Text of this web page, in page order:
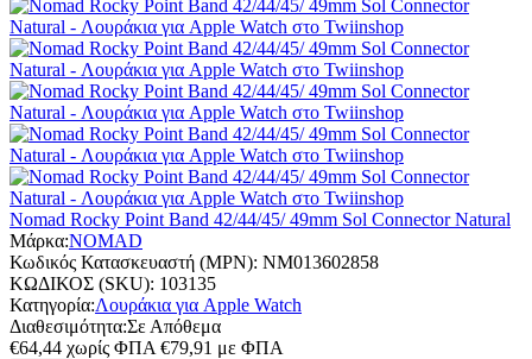
Nomad Rocky Point Band 42/44/45/ 49mm Sol Connector Natural
Μάρκα:NOMAD
Κωδικός Κατασκευαστή (MPN): NM013602858
ΚΩΔΙΚΟΣ (SKU): 103135
Κατηγορία:Λουράκια για Apple Watch
Διαθεσιμότητα:Σε Απόθεμα
€64,44 χωρίς ΦΠΑ €79,91 με ΦΠΑ